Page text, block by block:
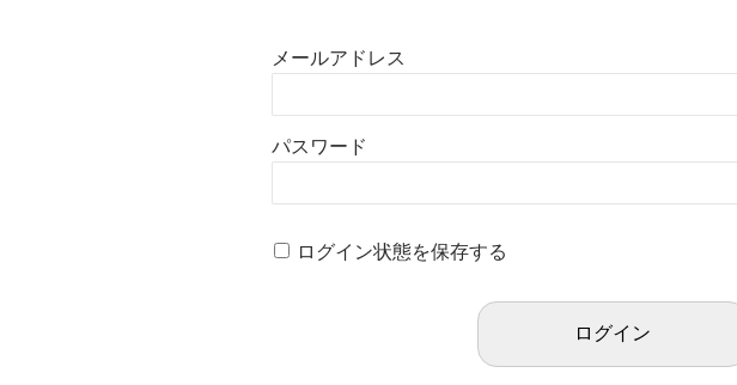
メールアドレス
パスワード
ログイン状態を保存する